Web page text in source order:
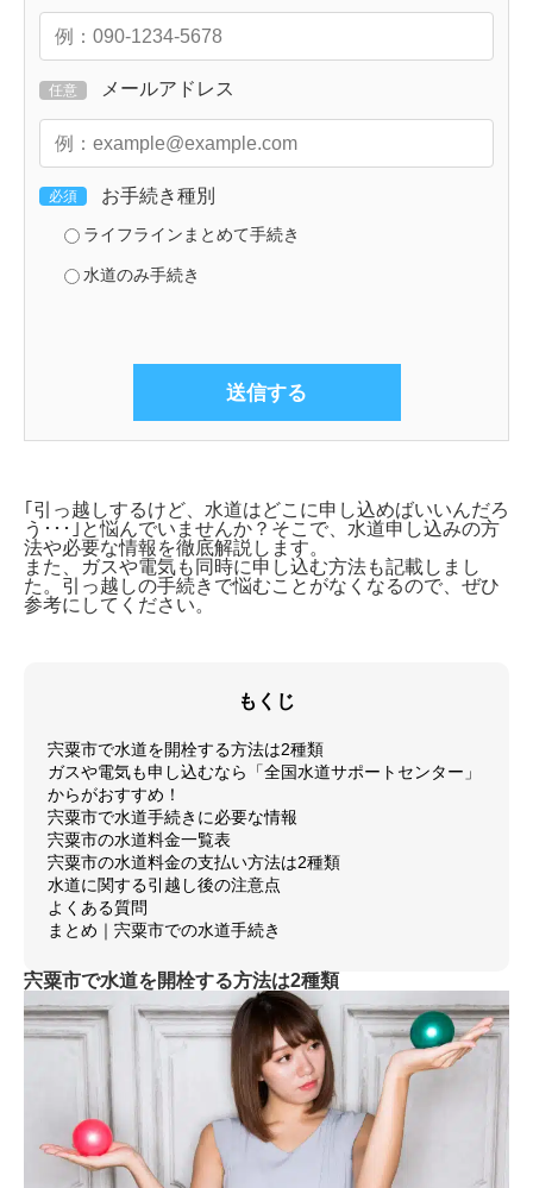
任意 メールアドレス
必須 お手続き種別
ライフラインまとめて手続き
水道のみ手続き
｢引っ越しするけど、水道はどこに申し込めばいいんだろ
う･･･｣と悩んでいませんか？そこで、 水道申し込みの方
法や必要な情報を徹底解説します。
また、ガスや電気も同時に申し込む方法も記載しまし
た。引っ越しの手続きで悩むことがなくなるので、ぜひ
参考にしてください。
もくじ
宍粟市で水道を開栓する方法は2種類
ガスや電気も申し込むなら「全国水道サポートセンター」
からがおすすめ！
宍粟市で水道手続きに必要な情報
宍粟市の水道料金一覧表
宍粟市の水道料金の支払い方法は2種類
水道に関する引越し後の注意点
よくある質問
まとめ｜宍粟市での水道手続き
宍粟市で水道を開栓する方法は2種類